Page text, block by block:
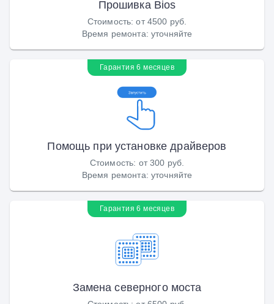
Прошивка Bios
Стоимость:от 4500 руб.
Время ремонта: уточняйте
Гарантия 6 месяцев
Помощь при установке драйверов
Стоимость: от 300 руб.
Время ремонта: уточняйте
Гарантия 6 месяцев
Замена северного моста